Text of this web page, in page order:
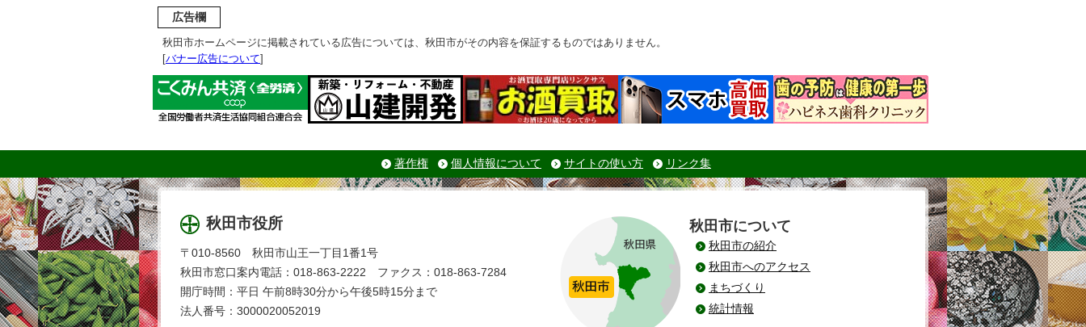
広告欄
秋田市ホームページに掲載されている広告については、秋田市がその内容を保証するものではありません。
[バナー広告について]
著作権 個人情報について サイトの使い方 リンク集
秋田市役所
〒010-8560 秋田市山王一丁目1番1号
秋田市窓口案内電話：018-863-2222 ファクス：018-863-7284
開庁時間：平日 午前8時30分から午後5時15分まで
法人番号：3000020052019
秋田市について
秋田市の紹介
秋田市へのアクセス
まちづくり
統計情報